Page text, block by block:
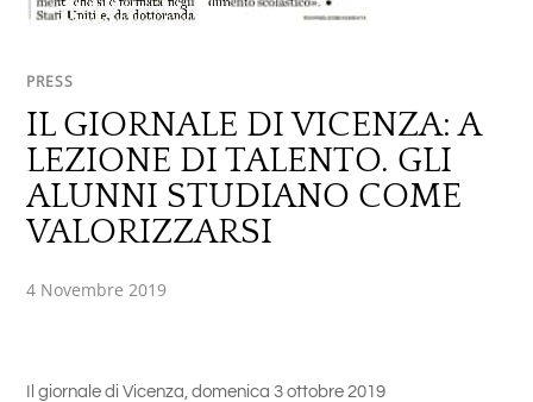
PRESS
IL GIORNALE DI VICENZA: A
LEZIONE DI TALENTO. GLI
ALUNNI STUDIANO COME
VALORIZZARSI
4 Novembre 2019
Il giornale di Vicenza, domenica 3 ottobre 2019